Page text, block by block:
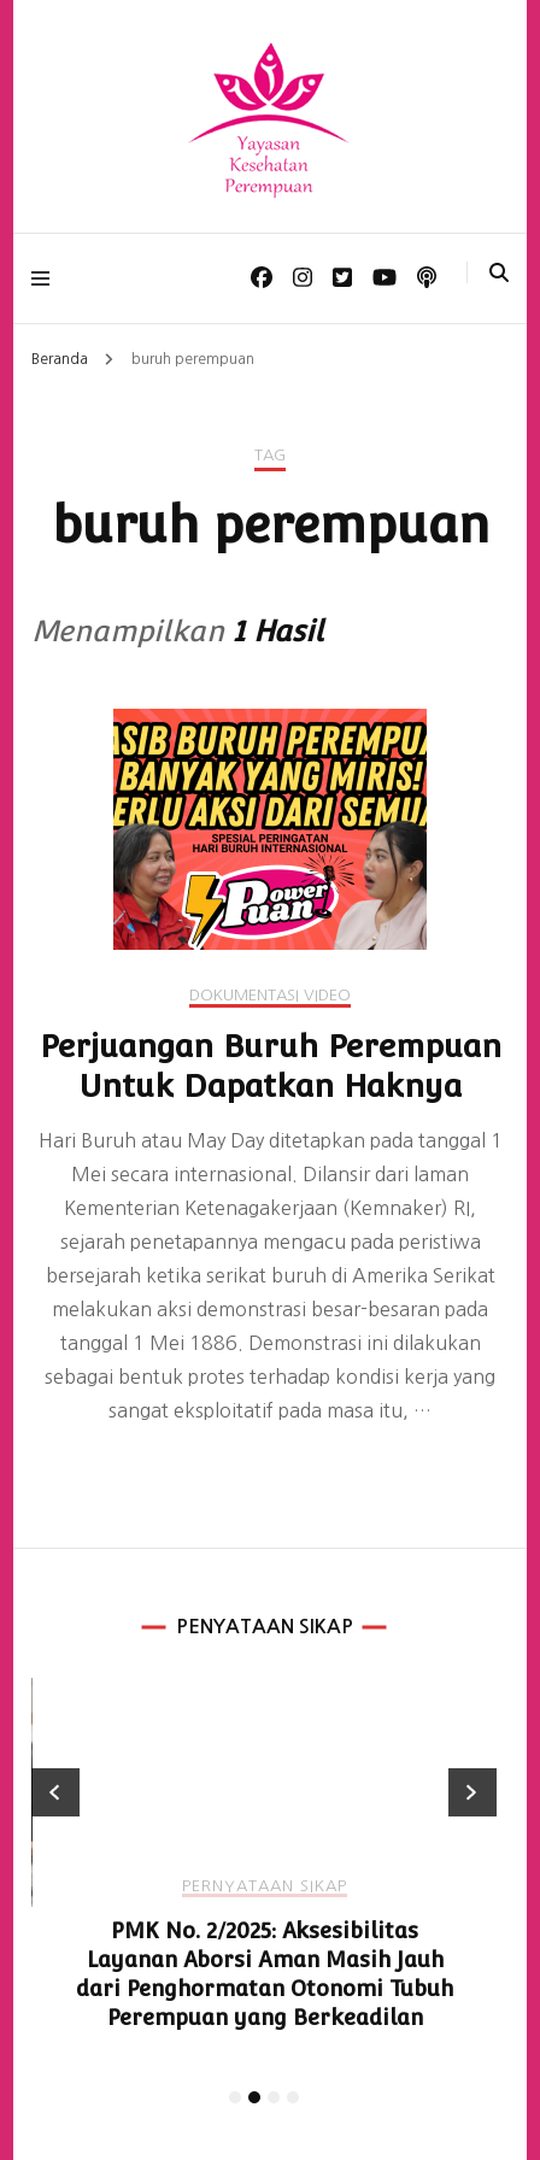
Yayasan Kesehatan
Perempuan
Beranda buruh perempuan
TAG
buruh perempuan
Menampilkan 1 Hasil
DOKUMENTASI VIDEO
Perjuangan Buruh Perempuan
Untuk Dapatkan Haknya
Hari Buruh atau May Day ditetapkan pada tanggal 1
Mei secara internasional. Dilansir dari laman
Kementerian Ketenagakerjaan (Kemnaker) RI,
sejarah penetapannya mengacu pada peristiwa
bersejarah ketika serikat buruh di Amerika Serikat
melakukan aksi demonstrasi besar-besaran pada
tanggal 1 Mei 1886. Demonstrasi ini dilakukan
sebagai bentuk protes terhadap kondisi kerja yang
sangat eksploitatif pada masa itu, …
PENYATAAN SIKAP
PERNYATAAN SIKAP
PMK No. 2/2025: Aksesibilitas
Layanan Aborsi Aman Masih Jauh
dari Penghormatan Otonomi Tubuh
Perempuan yang Berkeadilan